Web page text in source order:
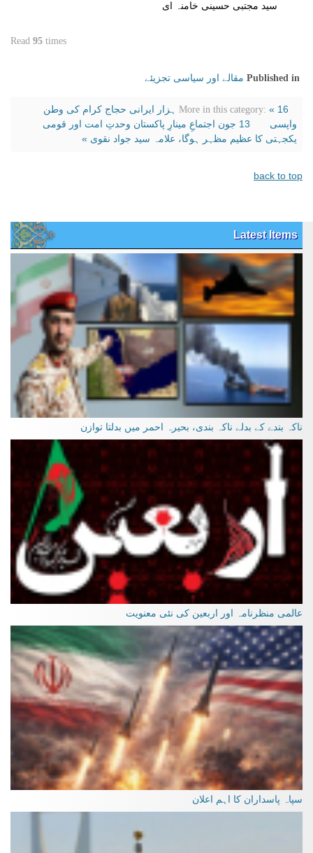
سید مجتبی حسینی خامنہ ای
Read 95 times
Published in مقالے اور سیاسی تجزیئے
More in this category: « 16 ہزار ایرانی حجاج کرام کی وطن
واپسی
13 جون اجتماعِ مینارِ پاکستان وحدتِ امت اور قومی
یکجہتی کا عظیم مظہر ہوگا، علامہ سید جواد نقوی »
back to top
Latest Items
ناکہ بندے کے بدلے ناکہ بندی، بحیرہ احمر میں بدلتا توازن
عالمی منظرنامہ اور اربعین کی نئی معنویت
سپاہ پاسداران کا اہم اعلان